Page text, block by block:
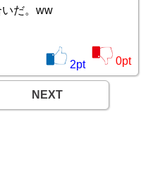
だ。ww
2pt 0pt
NEXT